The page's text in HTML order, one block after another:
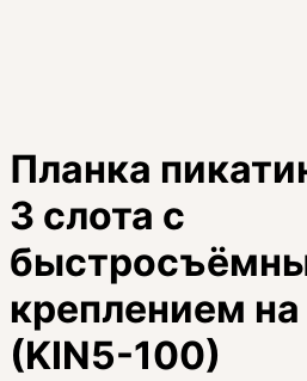
Планка
3 слота с
креплением
(KIN5-100)